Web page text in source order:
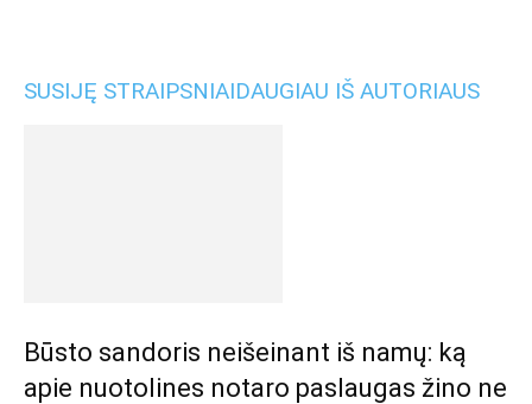
SUSIJĘ STRAIPSNIAIDAUGIAU IŠ AUTORIAUS
Būsto sandoris neišeinant iš namų: ką
apie nuotolines notaro paslaugas žino ne